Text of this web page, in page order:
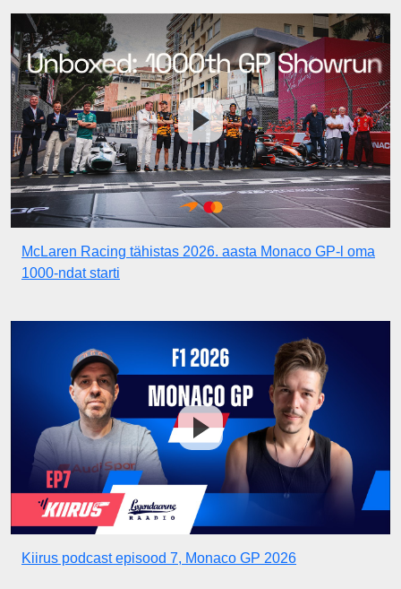
McLaren Racing tähistas 2026. aasta Monaco GP-l oma
1000-ndat starti
Kiirus podcast episood 7, Monaco GP 2026